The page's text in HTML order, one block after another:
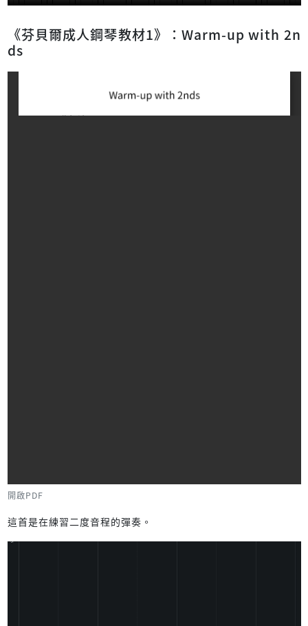
《芬貝爾成人鋼琴教材1》：Warm-up with 2n
ds
開啟PDF
這首是在練習二度音程的彈奏。